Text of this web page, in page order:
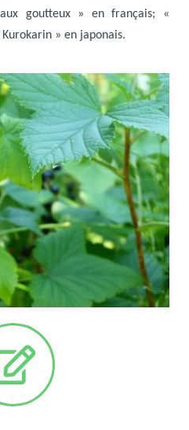
goutteux » en français; «
» en japonais.